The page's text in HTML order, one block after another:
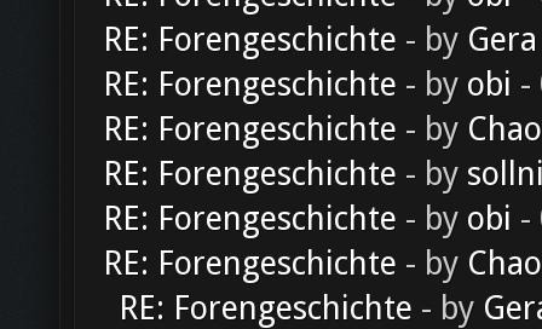
RE: Forengeschichte - by Gera
RE: Forengeschichte - by obi -
RE: Forengeschichte - by
RE: Forengeschichte - by
RE: Forengeschichte - by obi -
RE: Forengeschichte - by
RE: Forengeschichte - by